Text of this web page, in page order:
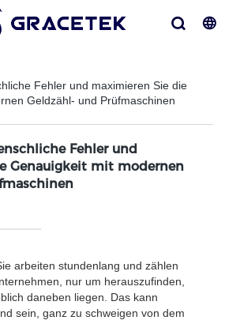
Fehler und maximieren Sie die
Geldzähl- und Prüfmaschinen
Fehler und
Genauigkeit mit modernen
arbeiten stundenlang und zählen
nur um herauszufinden,
daneben liegen. Das kann
sein, ganz zu schweigen von dem